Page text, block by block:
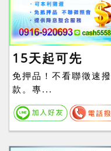
15天起可先
免押品！不看聯徵速撥
款。專...